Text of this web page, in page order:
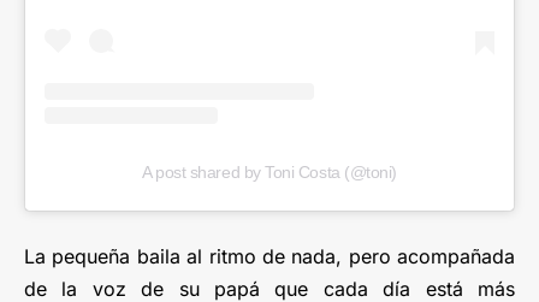
A post shared by Toni Costa (@toni)
La pequeña baila al ritmo de nada, pero acompañada
de la voz de su papá que cada día está más